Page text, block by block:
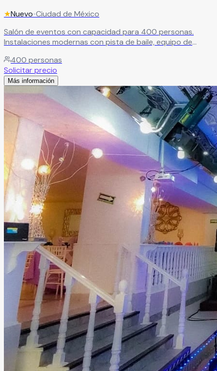
★Nuevo•Ciudad de México
Salón de eventos con capacidad para 400 personas.
Instalaciones modernas con pista de baile, equipo de
gran impacto.Leer más
400 personas
Solicitar precio
Más información